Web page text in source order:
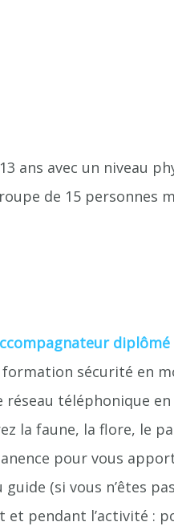
ans avec un niveau
de 15 personnes
diplômé
sécurité en
téléphonique
la faune, la flore, le
pour vous
(si vous n’êtes
et pendant l’activité